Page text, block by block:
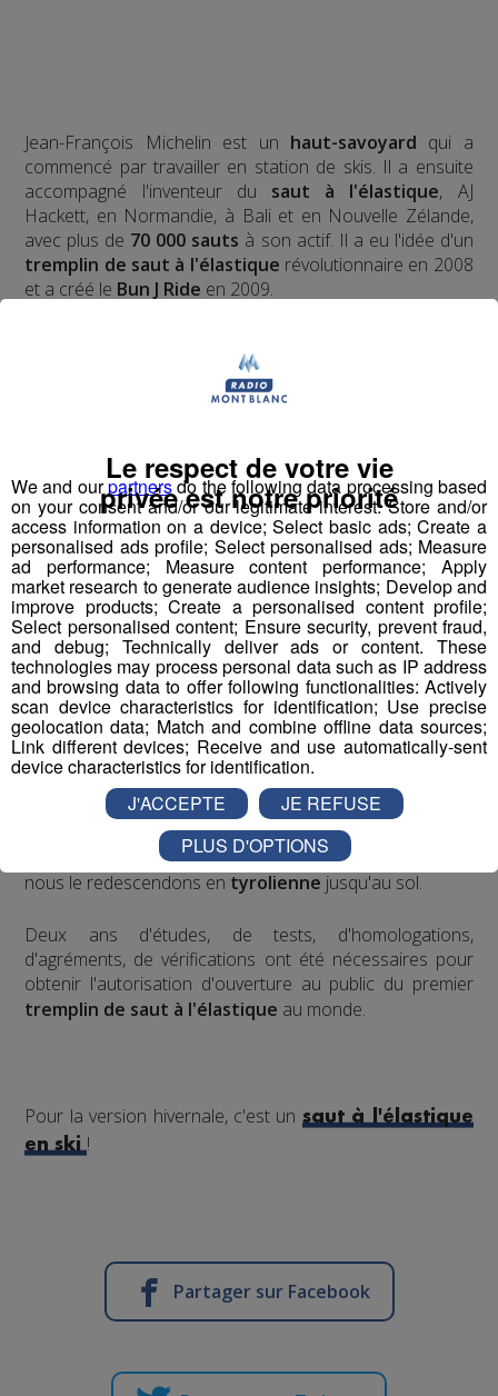
Jean-François Michelin est un haut-savoyard qui a
commencé par travailler en station de skis. Il a ensuite
accompagné l'inventeur du saut à l'élastique, AJ
Hackett, en Normandie, à Bali et en Nouvelle Zélande,
avec plus de 70 000 sauts à son actif. Il a eu l'idée d'un
tremplin de saut à l'élastique révolutionnaire en 2008
et a créé le Bun J Ride en 2009.
est inspiré de la prononciation
saut à l'élastique("bungee" ou "bungy")
Écoutez l'interview de son créateur ⬇
mp3
Vous l'avez compris, leBun J Ridecombine les
techniques dusaut de tremplin , dusaut à l'élastique
et de latyrolienne. Le sauteur est équipé à la taille d'un
harnais relié, de chaque côté, à deux élastiques
mobiles. Placé en haut dutremplinsur l'accessoire
d'envol de son choix, le sauteur effectue une prise d'élan
d'environ 30 mètres qui débouche sur un vide de 40
mètres. Le saut s'effectue retenu par les deux
qui accompagnent la trajectoire du sauteur.
Le système se bloque et une fois le sauteur stabilisé,
nous le redescendons en tyrolienne jusqu'au sol.
​Deux ans d'études, de tests, d'homologations,
d'agréments, de vérifications ont été nécessaires pour
obtenir l'autorisation d'ouverture au public du premier
tremplin de saut à l'élastique au monde.
Pour la version hivernale, c'est un saut à l'élastique
en ski !
Partager sur Facebook
We and ourpartnersdo the following data processing based
on your consent and/or our legitimate interest: Store and/or
access information on a device; Select basic ads; Create a
personalised ads profile; Select personalised ads; Measure
ad performance; Measure content performance; Apply
market research to generate audience insights; Develop and
improve products; Create a personalised content profile;
Select personalised content; Ensure security, prevent fraud,
and debug; Technically deliver ads or content. These
technologies may process personal data such as IP address
and browsing data to offer following functionalities: Actively
scan device characteristics for identification; Use precise
geolocation data; Match and combine offline data sources;
Link different devices; Receive and use automatically-sent
device characteristics for identification.
Le respect de votre vie
privée est notre priorité
J'ACCEPTE
JE REFUSE
PLUS D'OPTIONS